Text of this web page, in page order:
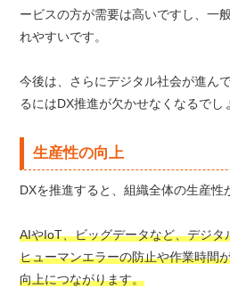
ービスの方が需要は高いですし、一
れやすいです。
今後は、さらにデジタル社会が進ん
るにはDX推進が欠かせなくなるでし
生産性の向上
DXを推進すると、組織全体の生産性
AIやIoT、ビッグデータなど、デジ
ヒューマンエラーの防止や作業時間
向上につながります。